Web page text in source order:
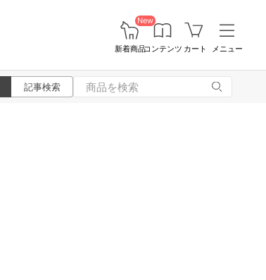
New
新着商品コンテンツ カート メニュー
記事検索